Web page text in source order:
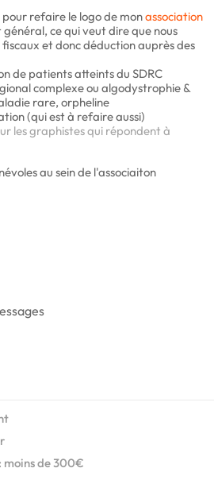
refaire le logo de monassociation
ce qui veut dire que nous
et donc déduction auprès des
de patients atteints du SDRC
complexe ou algodystrophie &
rare, orpheline
(qui est à refaire aussi)
les graphistes qui répondent à
au sein de l'associaiton
de 300€